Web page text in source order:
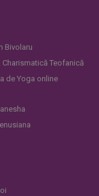
Bivolaru
Charismatică Teofanică
de Yoga online